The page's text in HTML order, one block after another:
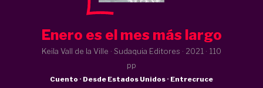
Enero es el mes más largo
Keila Vall de la Ville · Sudaquia Editores · 2021 · 110
pp
Cuento · Desde Estados Unidos · Entrecruce